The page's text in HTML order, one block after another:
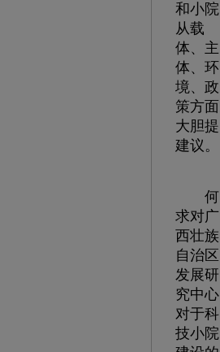
和小院
从载
体、主
体、环
境、政
策方面
大胆提
建议。
何
求对广
西壮族
自治区
发展研
究中心
对于科
技小院